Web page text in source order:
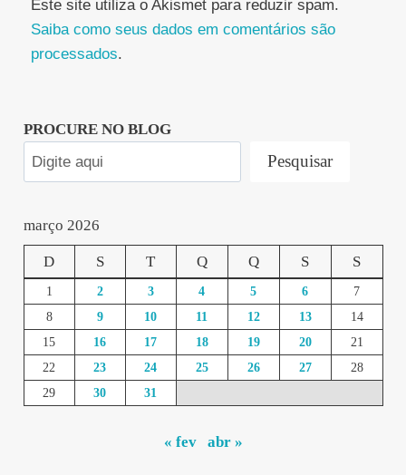
Este site utiliza o Akismet para reduzir spam.
Saiba como seus dados em comentários são
processados.
PROCURE NO BLOG
Pesquisar
março 2026
D S T Q Q S S
1 2 3 4 5 6
7
8
9 10 11 12 13
14
15
16 17 18 19 20
21
22
23 24 25 26 27
28
29
30 31
« fev abr »